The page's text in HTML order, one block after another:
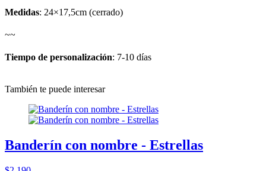
Medidas: 24×17,5cm (cerrado)
~~
Tiempo de personalización: 7-10 días
También te puede interesar
Banderín con nombre - Estrellas